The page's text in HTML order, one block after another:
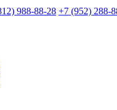
988-88-28 +7 (952) 288-